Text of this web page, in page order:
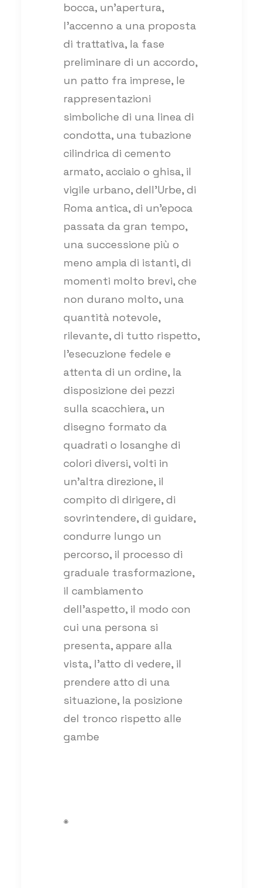
bocca, un’apertura,
l’accenno a una proposta
di trattativa, la fase
preliminare di un accordo,
un patto fra imprese, le
rappresentazioni
simboliche di una linea di
condotta, una tubazione
cilindrica di cemento
armato, acciaio o ghisa, il
vigile urbano, dell’Urbe, di
Roma antica, di un’epoca
passata da gran tempo,
una successione più o
meno ampia di istanti, di
momenti molto brevi, che
non durano molto, una
quantità notevole,
rilevante, di tutto rispetto,
l’esecuzione fedele e
attenta di un ordine, la
disposizione dei pezzi
sulla scacchiera, un
disegno formato da
quadrati o losanghe di
colori diversi, volti in
un’altra direzione, il
compito di dirigere, di
sovrintendere, di guidare,
condurre lungo un
percorso, il processo di
graduale trasformazione,
il cambiamento
dell’aspetto, il modo con
cui una persona si
presenta, appare alla
vista, l’atto di vedere, il
prendere atto di una
situazione, la posizione
del tronco rispetto alle
gambe
*